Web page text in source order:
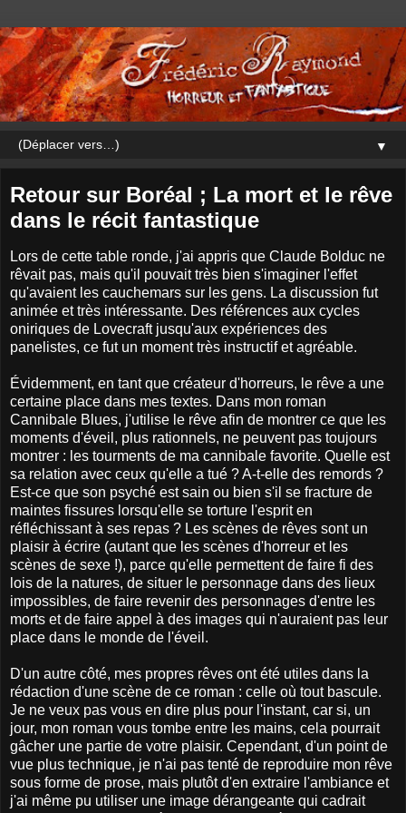
▼
Retour sur Boréal ; La mort et le rêve
dans le récit fantastique
Lors de cette table ronde, j'ai appris que Claude Bolduc ne
rêvait pas, mais qu'il pouvait très bien s'imaginer l'effet
qu'avaient les cauchemars sur les gens. La discussion fut
animée et très intéressante. Des références aux cycles
oniriques de Lovecraft jusqu'aux expériences des
panelistes, ce fut un moment très instructif et agréable.
Évidemment, en tant que créateur d'horreurs, le rêve a une
certaine place dans mes textes. Dans mon roman
Cannibale Blues, j'utilise le rêve afin de montrer ce que les
moments d'éveil, plus rationnels, ne peuvent pas toujours
montrer : les tourments de ma cannibale favorite. Quelle est
sa relation avec ceux qu'elle a tué ? A-t-elle des remords ?
Est-ce que son psyché est sain ou bien s'il se fracture de
maintes fissures lorsqu'elle se torture l'esprit en
réfléchissant à ses repas ? Les scènes de rêves sont un
plaisir à écrire (autant que les scènes d'horreur et les
scènes de sexe !), parce qu'elle permettent de faire fi des
lois de la natures, de situer le personnage dans des lieux
impossibles, de faire revenir des personnages d'entre les
morts et de faire appel à des images qui n'auraient pas leur
place dans le monde de l'éveil.
D'un autre côté, mes propres rêves ont été utiles dans la
rédaction d'une scène de ce roman : celle où tout bascule.
Je ne veux pas vous en dire plus pour l'instant, car si, un
jour, mon roman vous tombe entre les mains, cela pourrait
gâcher une partie de votre plaisir. Cependant, d'un point de
vue plus technique, je n'ai pas tenté de reproduire mon rêve
sous forme de prose, mais plutôt d'en extraire l'ambiance et
j'ai même pu utiliser une image dérangeante qui cadrait